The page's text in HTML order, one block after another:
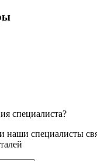
специалиста?
наши специалисты